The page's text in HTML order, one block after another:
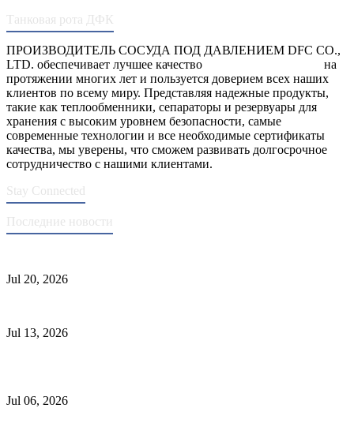
Танковая рота ДФК
ПРОИЗВОДИТЕЛЬ СОСУДА ПОД ДАВЛЕНИЕМ DFC CO.,
LTD. обеспечивает лучшее качество
на
протяжении многих лет и пользуется доверием всех наших
клиентов по всему миру. Представляя надежные продукты,
такие как теплообменники, сепараторы и резервуары для
хранения с высоким уровнем безопасности, самые
современные технологии и все необходимые сертификаты
качества, мы уверены, что сможем развивать долгосрочное
сотрудничество с нашими клиентами.
Stay Connected
Последние новости
Jul 20, 2026
Jul 13, 2026
Jul 06, 2026